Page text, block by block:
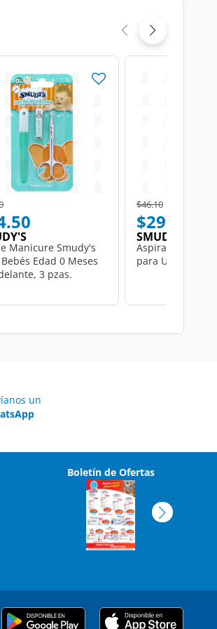
from
to
Manicure Smudy's
Edad 0 Meses
3 pzas.
Price reduced from
$46.10to
$29.90
SMUDY'S
Aspirador Nasal
para Uso
un
Boletín de Ofertas